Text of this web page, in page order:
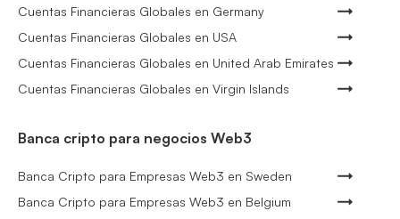
Cuentas Financieras Globales en Germany
Cuentas Financieras Globales en USA
Cuentas Financieras Globales en United Arab Emirates
Cuentas Financieras Globales en Virgin Islands
Banca cripto para negocios Web3
Banca Cripto para Empresas Web3 en Sweden
Banca Cripto para Empresas Web3 en Belgium